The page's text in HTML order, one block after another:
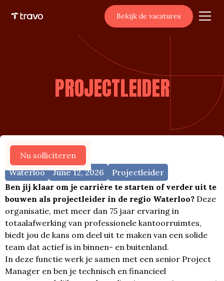
Bekijk de vacatures
PROJECTLEIDER
Meer vacatures
Waterloo June 12, 2026
Projectleider
Ben jij klaar om je carrière te starten of verder uit te
bouwen als projectleider in de regio Waterloo? Deze
organisatie, met meer dan 75 jaar ervaring in
totaalafwerking van professionele kantoorruimtes,
biedt jou de kans om deel uit te maken van een solide
team dat actief is in binnen- en buitenland.
In deze functie werk je samen met een senior Project
Manager en ben je technisch en financieel
Nu solliciteren